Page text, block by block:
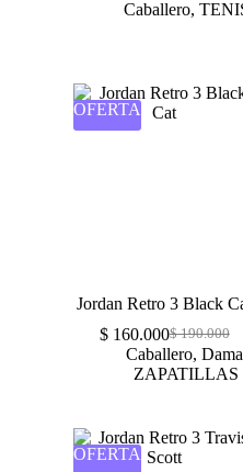
Caballero,
OFERTA
Jordan Retro 3 Black
$190.000
$160.000
Caballero, Dama
ZAPATILLAS
OFERTA